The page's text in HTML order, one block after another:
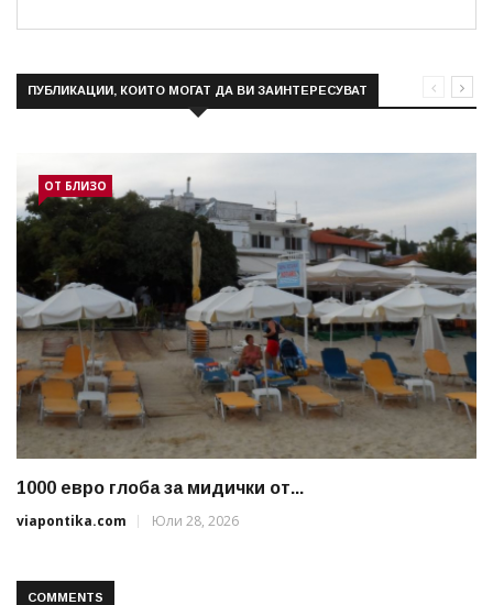
ПУБЛИКАЦИИ, КОИТО МОГАТ ДА ВИ ЗАИНТЕРЕСУВАТ
ОТ БЛИЗО
1000 евро глоба за мидички от...
viapontika.com
Юли 28, 2026
COMMENTS